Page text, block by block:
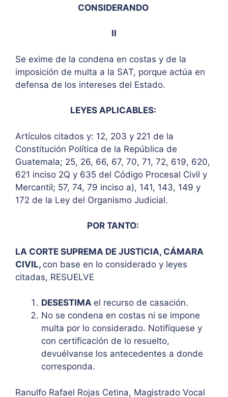
CONSIDERANDO
II
Se exime de la condena en costas y de la
imposición de multa a la SAT, porque actúa en
defensa de los intereses del Estado.
LEYES APLICABLES:
Artículos citados y: 12, 203 y 221 de la
Constitución Política de la República de
Guatemala; 25, 26, 66, 67, 70, 71, 72, 619, 620,
621 inciso 2Q y 635 del Código Procesal Civil y
Mercantil; 57, 74, 79 inciso a), 141, 143, 149 y
172 de la Ley del Organismo Judicial.
POR TANTO:
LA CORTE SUPREMA DE JUSTICIA, CÁMARA
CIVIL, con base en lo considerado y leyes
citadas, RESUELVE
DESESTIMA el recurso de casación.
No se condena en costas ni se impone
multa por lo considerado. Notifíquese y
con certificación de lo resuelto,
devuélvanse los antecedentes a donde
corresponda.
Ranulfo Rafael Rojas Cetina, Magistrado Vocal